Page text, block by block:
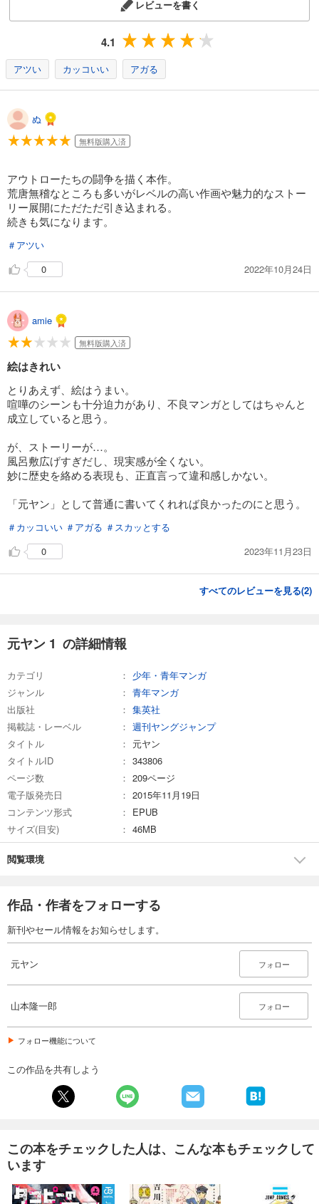
円 (税込)
あらすじを表示する
元ヤン 14
元ヤン 15
564円 (税込)
レビューを書く
4.1
アツい カッコいい アガる
ぬ
無料版購入済
アウトローたちの闘争を描く本作。
荒唐無稽なところも多いがレベルの高い作画や魅力的なストー
リー展開にただただ引き込まれる。
続きも気になります。
＃アツい
0
2022年10月24日
amie
無料版購入済
絵はきれい
とりあえず、絵はうまい。
喧嘩のシーンも十分迫力があり、不良マンガとしてはちゃんと
成立していると思う。
が、ストーリーが…。
風呂敷広げすぎだし、現実感が全くない。
妙に歴史を絡める表現も、正直言って違和感しかない。
「元ヤン」として普通に書いてくれれば良かったのにと思う。
＃カッコいい ＃アガる ＃スカッとする
0
2023年11月23日
すべてのレビューを見る(2)
元ヤン 1 の詳細情報
カテゴリ
少年・青年マンガ
ジャンル
青年マンガ
出版社
集英社
掲載誌・レーベル
週刊ヤングジャンプ
タイトル
元ヤン
タイトルID
343806
ページ数
209ページ
電子版発売日
2015年11月19日
コンテンツ形式
EPUB
サイズ(目安)
46MB
閲覧環境
作品・作者をフォローする
新刊やセール情報をお知らせします。
元ヤン フォロー
山本隆一郎 フォロー
フォロー機能について
この作品を共有しよう
この本をチェックした人は、こんな本もチェックして
います